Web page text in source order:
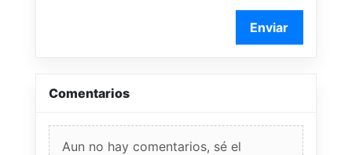
Enviar
Comentarios
Aun no hay comentarios, sé el